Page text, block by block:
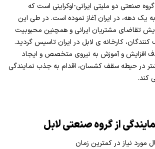
صنعتی دو ملیتی ایرانی-اوکراینی است که
یک دهه، در ایران آغاز نموده است. در طی این
تقاضای مشتریان ایرانی و همچنین محبوبیت
کارخانه ی لابل در ایران تاسیس گردید.
افزایش و آموزش به نیروی متخصص و ایجاد
در حیطه سقف کشسان، اقدام به جذب نمایندگی
کند.
از گروه صنعتی لابل
مورد نیاز در کمترین زمان